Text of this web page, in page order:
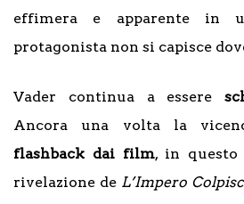
effimera e apparente in
protagonista non si capisce
Vader continua a essere
Ancora una volta la
flashback dai film, in questo
rivelazione de L’Impero